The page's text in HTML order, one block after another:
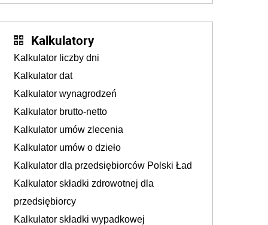
Kalkulatory
Kalkulator liczby dni
Kalkulator dat
Kalkulator wynagrodzeń
Kalkulator brutto-netto
Kalkulator umów zlecenia
Kalkulator umów o dzieło
Kalkulator dla przedsiębiorców Polski Ład
Kalkulator składki zdrowotnej dla
przedsiębiorcy
Kalkulator składki wypadkowej